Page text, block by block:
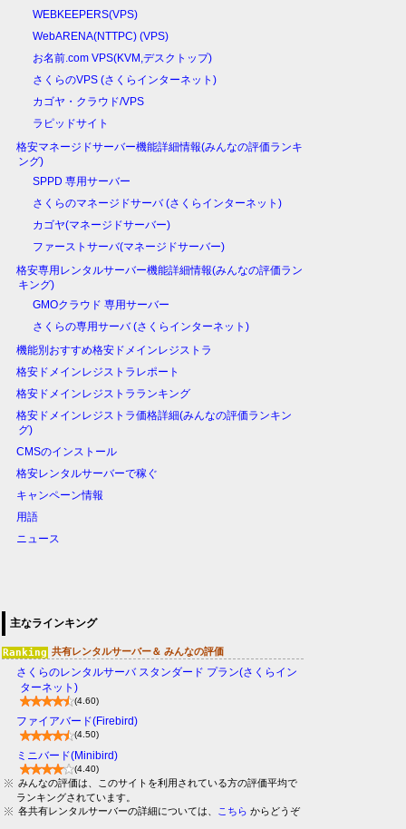
WEBKEEPERS(VPS)
WebARENA(NTTPC) (VPS)
お名前.com VPS(KVM,デスクトップ)
さくらのVPS (さくらインターネット)
カゴヤ・クラウド/VPS
ラピッドサイト
格安マネージドサーバー機能詳細情報(みんなの評価ランキ
ング)
SPPD 専用サーバー
さくらのマネージドサーバ (さくらインターネット)
カゴヤ(マネージドサーバー)
ファーストサーバ(マネージドサーバー)
格安専用レンタルサーバー機能詳細情報(みんなの評価ラン
キング)
GMOクラウド 専用サーバー
さくらの専用サーバ (さくらインターネット)
機能別おすすめ格安ドメインレジストラ
格安ドメインレジストラレポート
格安ドメインレジストラランキング
格安ドメインレジストラ価格詳細(みんなの評価ランキン
グ)
CMSのインストール
格安レンタルサーバーで稼ぐ
キャンペーン情報
用語
ニュース
主なラインキング
共有レンタルサーバー＆ みんなの評価
さくらのレンタルサーバ スタンダード プラン(さくらイン
ターネット)
(4.60)
ファイアバード(Firebird)
(4.50)
ミニバード(Minibird)
(4.40)
みんなの評価は、このサイトを利用されている方の評価平均で
ランキングされています。
各共有レンタルサーバーの詳細については、
こちら からどうぞ